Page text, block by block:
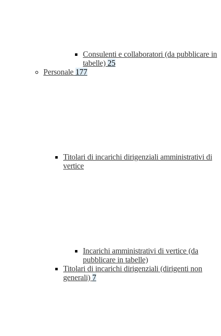
Consulenti e collaboratori (da pubblicare in
tabelle) 25
Personale 177
Titolari di incarichi dirigenziali amministrativi di
vertice
Incarichi amministrativi di vertice (da
pubblicare in tabelle)
Titolari di incarichi dirigenziali (dirigenti non
generali) 7